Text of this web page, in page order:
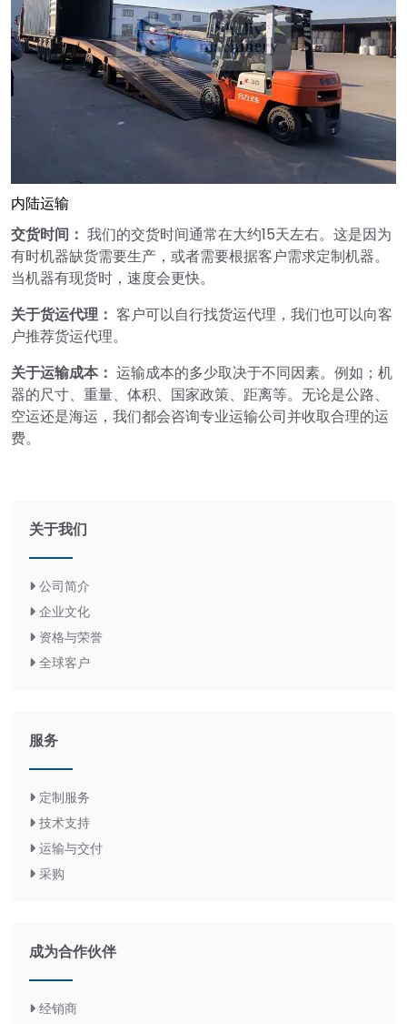
内陆运输
交货时间： 我们的交货时间通常在大约15天左右。这是因为
有时机器缺货需要生产，或者需要根据客户需求定制机器。
当机器有现货时，速度会更快。
关于货运代理： 客户可以自行找货运代理，我们也可以向客
户推荐货运代理。
关于运输成本： 运输成本的多少取决于不同因素。例如；机
器的尺寸、重量、体积、国家政策、距离等。无论是公路、
空运还是海运，我们都会咨询专业运输公司并收取合理的运
费。
关于我们
公司简介
企业文化
资格与荣誉
全球客户
服务
定制服务
技术支持
运输与交付
采购
成为合作伙伴
经销商